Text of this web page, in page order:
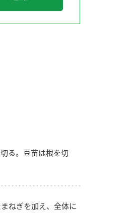
る。豆苗は根を切
ねぎを加え、全体に